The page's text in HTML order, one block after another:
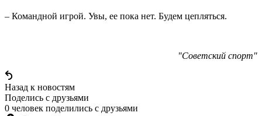
– Командной игрой. Увы, ее пока нет. Будем цепляться.
"Советский спорт"
Назад к новостям
Поделись c друзьями
0 человек поделились c друзьями